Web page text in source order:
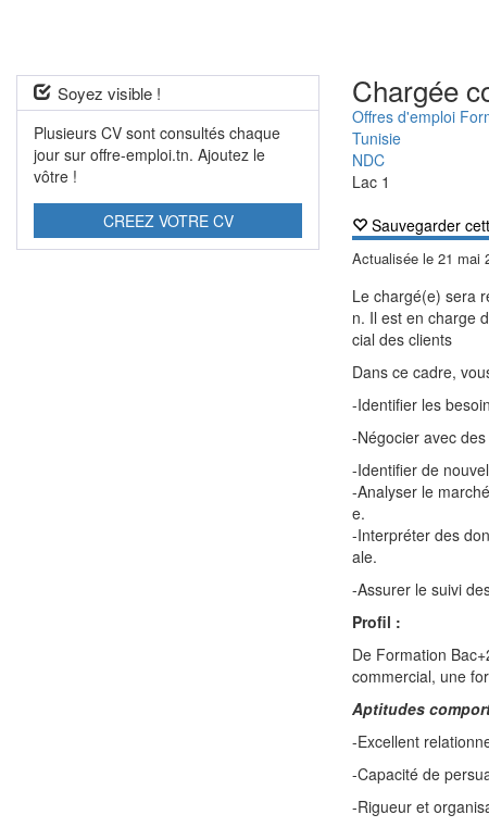
Soyez visible !
Plusieurs CV sont consultés chaque
jour sur offre-emploi.tn. Ajoutez le
vôtre !
CREEZ VOTRE CV
Chargée
Offres d'emploi
Tunisie
NDC
Lac 1
Sauvegarder
Actualisée le21 mai
Le chargé(e) sera
n. Il est en charge
cial des clients
Dans ce cadre,
-Identifier les
-Négocier avec
-Identifier de
-Analyser le
e.
-Interpréter des
ale.
-Assurer le suivi
Profil :
De Formation
commercial, une
Aptitudes
-Excellent
-Capacité de
-Rigueur et